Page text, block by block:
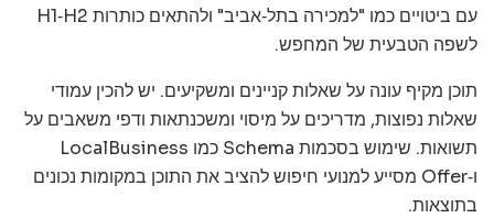
עם ביטויים כמו "למכירה בתל‑אביב" ולהתאים כותרות H1‑H2
לשפה הטבעית של המחפש.
תוכן מקיף עונה על שאלות קניינים ומשקיעים. יש להכין עמודי
שאלות נפוצות, מדריכים על מיסוי ומשכנתאות ודפי משאבים על
תשואות. שימוש בסכמות Schema כמו LocalBusiness
ו‑Offer מסייע למנועי חיפוש להציב את התוכן במקומות נכונים
בתוצאות.